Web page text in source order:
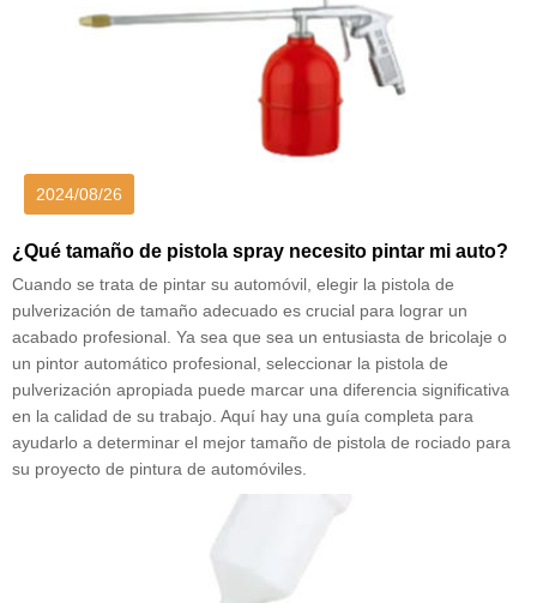
2024/08/26
¿Qué tamaño de pistola spray necesito pintar mi auto?
Cuando se trata de pintar su automóvil, elegir la pistola de
pulverización de tamaño adecuado es crucial para lograr un
acabado profesional. Ya sea que sea un entusiasta de bricolaje o
un pintor automático profesional, seleccionar la pistola de
pulverización apropiada puede marcar una diferencia significativa
en la calidad de su trabajo. Aquí hay una guía completa para
ayudarlo a determinar el mejor tamaño de pistola de rociado para
su proyecto de pintura de automóviles.